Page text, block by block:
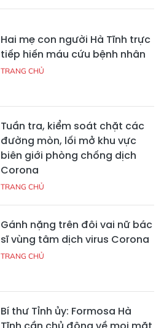
Hai mẹ con người Hà Tĩnh trực
tiếp hiến máu cứu bệnh nhân
TRANG CHỦ
Tuần tra, kiểm soát chặt các
đường mòn, lối mở khu vực
biên giới phòng chống dịch
Corona
TRANG CHỦ
Gánh nặng trên đôi vai nữ bác
sĩ vùng tâm dịch virus Corona
TRANG CHỦ
Bí thư Tỉnh ủy: Formosa Hà